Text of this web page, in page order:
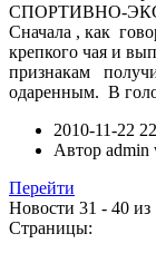
СПОРТИВНО-
Сначала , как
крепкого чая и
признакам
одаренным. В
2010-11-22
Автор admin
Перейти
Новости 31 - 40 из
Страницы: